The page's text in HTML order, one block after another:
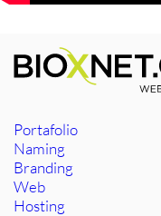
Portafolio
Naming
Branding
Web
Hosting